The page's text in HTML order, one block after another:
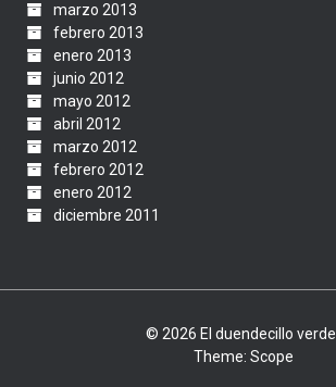
marzo 2013
febrero 2013
enero 2013
junio 2012
mayo 2012
abril 2012
marzo 2012
febrero 2012
enero 2012
diciembre 2011
© 2026 El duendecillo verde |
Theme: Scope